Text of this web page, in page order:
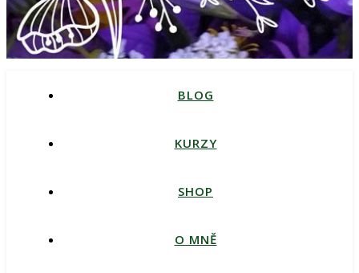
BLOG
KURZY
SHOP
O MNĚ